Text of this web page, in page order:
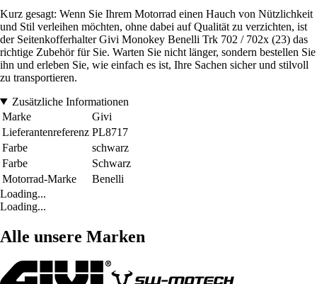
Kurz gesagt: Wenn Sie Ihrem Motorrad einen Hauch von Nützlichkeit
und Stil verleihen möchten, ohne dabei auf Qualität zu verzichten, ist
der Seitenkofferhalter Givi Monokey Benelli Trk 702 / 702x (23) das
richtige Zubehör für Sie. Warten Sie nicht länger, sondern bestellen Sie
ihn und erleben Sie, wie einfach es ist, Ihre Sachen sicher und stilvoll
zu transportieren.
Zusätzliche Informationen
Marke
Givi
Lieferantenreferenz PL8717
Farbe
schwarz
Farbe
Schwarz
Motorrad-Marke
Benelli
Loading...
Loading...
Alle unsere Marken